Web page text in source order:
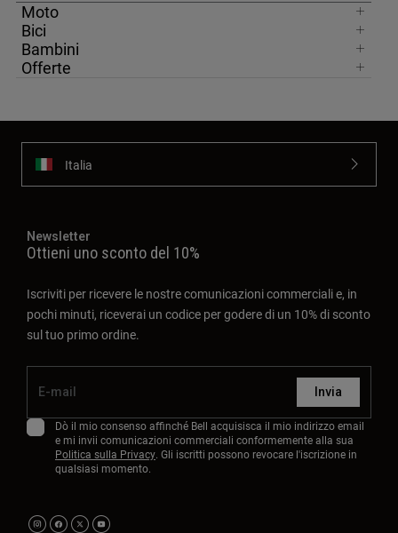
Moto
Bici
Bambini
Offerte
Italia
Newsletter
Ottieni uno sconto del 10%
Iscriviti per ricevere le nostre comunicazioni commerciali e, in
pochi minuti, riceverai un codice per godere di un 10% di sconto
sul tuo primo ordine.
Invia
Dò il mio consenso affinché Bell acquisisca il mio indirizzo email
e mi invii comunicazioni commerciali conformemente alla sua
Politica sulla Privacy. Gli iscritti possono revocare l'iscrizione in
qualsiasi momento.